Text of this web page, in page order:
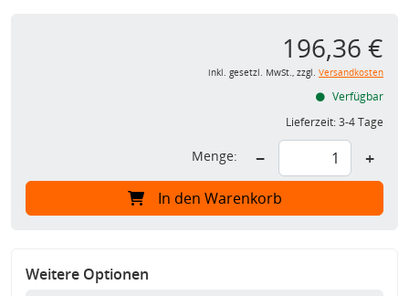
196,36 €
inkl. gesetzl. MwSt., zzgl. Versandkosten
Verfügbar
Lieferzeit:3-4 Tage
Menge: − +
In den Warenkorb
Weitere Optionen